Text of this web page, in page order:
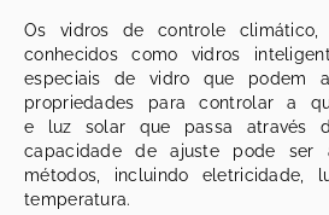
Os vidros de controle climático,
conhecidos como vidros
especiais de vidro que podem
propriedades para controlar a
e luz solar que passa através
capacidade de ajuste pode ser
métodos, incluindo eletricidade,
temperatura.